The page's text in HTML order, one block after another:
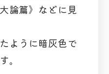
論篇》などに見
ように暗灰色で
。